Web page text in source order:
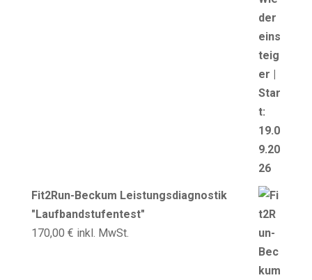
Fit2Run-Beckum Leistungsdiagnostik
"Laufbandstufentest"
170,00 € inkl. MwSt.